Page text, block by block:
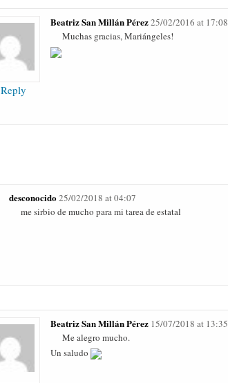
Beatriz San Millán Pérez25/02/2016 at 17:08
Muchas gracias, Mariángeles!
Reply
desconocido25/02/2018 at 04:07
me sirbio de mucho para mi tarea de estatal
Beatriz San Millán Pérez 15/07/2018 at 13:35
Me alegro mucho.
Un saludo